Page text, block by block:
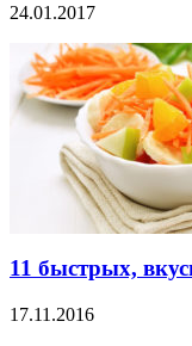
24.01.2017
11 быстрых,
17.11.2016